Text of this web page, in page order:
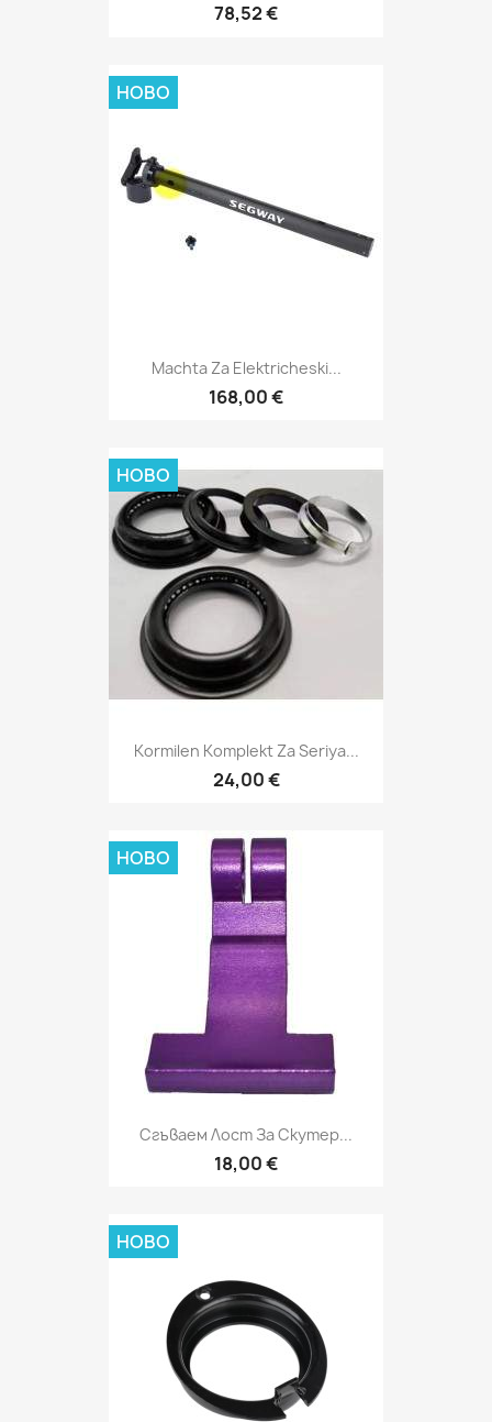
78,52 €
Machta Za Elektricheski...
168,00 €
НОВО
Kormilen Komplekt Za Seriya...
24,00 €
НОВО
Сгъваем Лост За Скутер...
18,00 €
НОВО
НОВО